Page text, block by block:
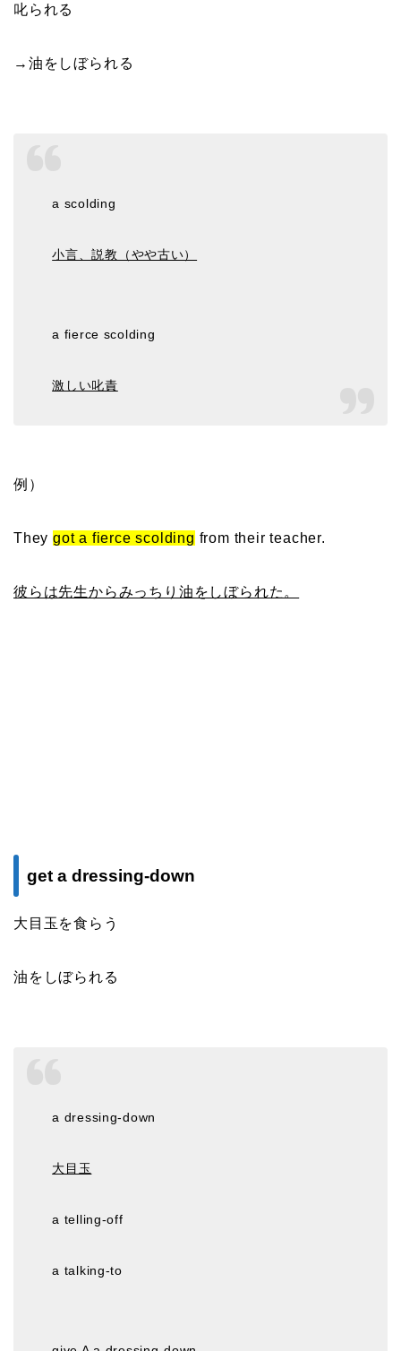
叱られる
→油をしぼられる
a scolding
小言、説教（やや古い）
a fierce scolding
激しい叱責
例）
They got a fierce scolding from their teacher.
彼らは先生からみっちり油をしぼられた。
get a dressing-down
大目玉を食らう
油をしぼられる
a dressing-down
大目玉
a telling-off
a talking-to